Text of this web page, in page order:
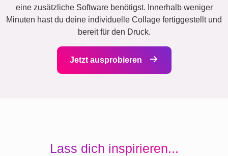
eine zusätzliche Software benötigst. Innerhalb weniger
Minuten hast du deine individuelle Collage fertiggestellt und
bereit für den Druck.
Jetzt ausprobieren
Lass dich inspirieren...